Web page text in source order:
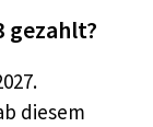
gezahlt?
diesem